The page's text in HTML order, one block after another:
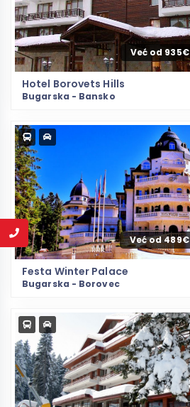
Već od 935€
Hotel Borovets Hills
Bugarska - Bansko
Već od 489€
Festa Winter Palace
Bugarska - Borovec